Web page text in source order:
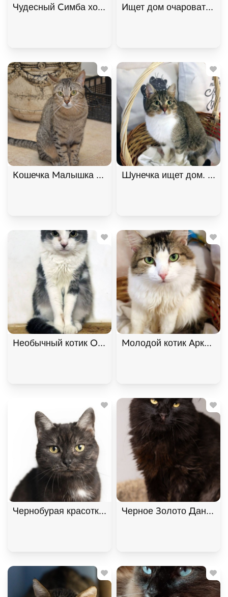
Чудесный Симба хочет подарить любовь. В дар!
Ищет дом
Кошечка Малышка ищет дом В хорошие руки
Шунечка ищет дом. В
Необычный котик Омлет ищет дом. В дар!
Молодой котик
Чернобурая красотка ШанельЧерное Золото Данила